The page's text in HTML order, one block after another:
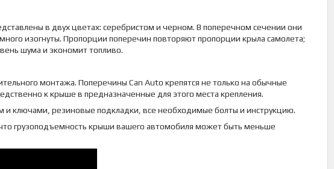
в двух цветах: серебристом и черном. В поперечном сечении они
изогнуты. Пропорции поперечин повторяют пропорции крыла самолета;
шума и экономит топливо.
монтажа. Поперечины Can Auto крепятся не только на обычные
к крыше в предназначенные для этого места крепления.
ключами, резиновые подкладки, все необходимые болты и инструкцию.
грузоподъемность крыши вашего автомобиля может быть меньше